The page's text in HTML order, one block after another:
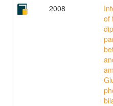
2008
of